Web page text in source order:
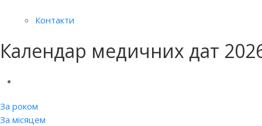
Контакти
Календар медичних дат
За роком
За місяцем